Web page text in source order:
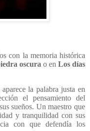
con la memoria histórica
oscura o en Los días
la palabra justa en
el pensamiento del
sueños. Un maestro que
y tranquilidad con sus
con que defendía los